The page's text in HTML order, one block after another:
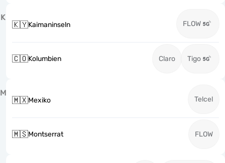
K
🇰🇾Kaimaninseln FLOW
🇨🇴Kolumbien Claro Tigo
M
🇲🇽Mexiko Telcel
🇲🇸Montserrat FLOW